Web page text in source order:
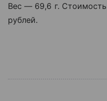
Вес — 69,6 г.
рублей.